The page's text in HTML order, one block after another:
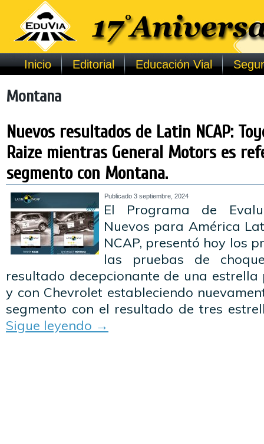
Inicio Editorial Educación Vial
Montana
Nuevos resultados de Latin NCAP:
Raize mientras General Motors es
segmento con Montana.
Publicado 3 septiembre, 2024
El Programa de
Nuevos para América
NCAP, presentó hoy los
las pruebas de
resultado decepcionante de una
y con Chevrolet estableciendo
segmento con el resultado de tres
Sigue leyendo →